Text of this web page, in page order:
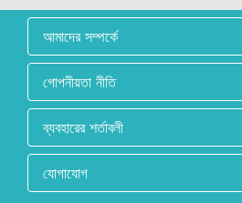
আমাদের সম্পর্কে
গোপনীয়তা নীতি
ব্যবহারের শর্তাবলী
যোগাযোগ